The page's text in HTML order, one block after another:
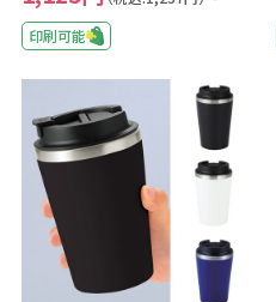
印刷可能